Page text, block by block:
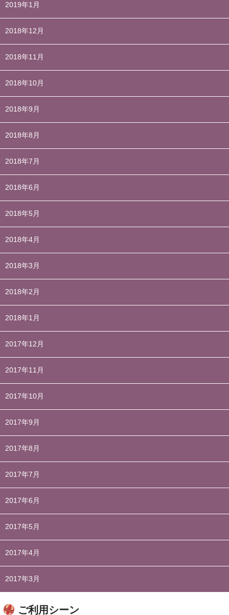
2019年1月
2018年12月
2018年11月
2018年10月
2018年9月
2018年8月
2018年7月
2018年6月
2018年5月
2018年4月
2018年3月
2018年2月
2018年1月
2017年12月
2017年11月
2017年10月
2017年9月
2017年8月
2017年7月
2017年6月
2017年5月
2017年4月
2017年3月
ご利用シーン